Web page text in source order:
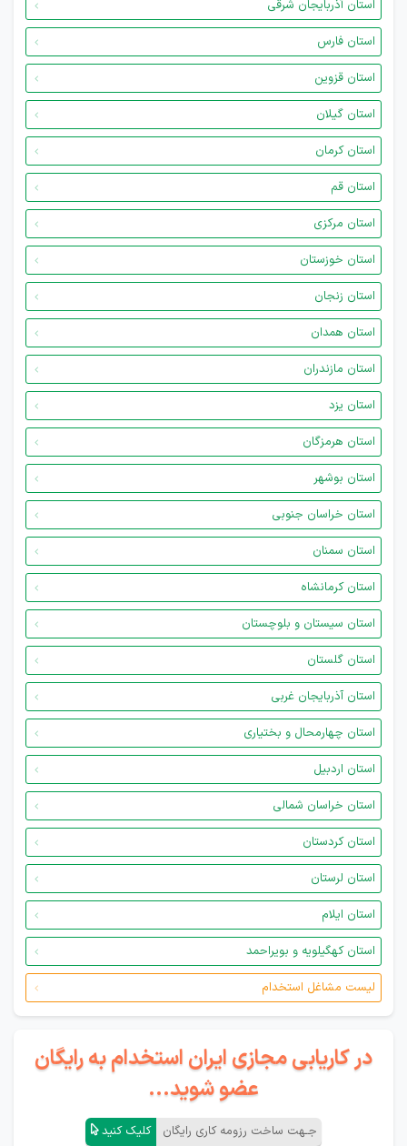
استان آذربایجان شرقی
استان فارس
استان قزوین
استان گیلان
استان کرمان
استان قم
استان مرکزی
استان خوزستان
استان زنجان
استان همدان
استان مازندران
استان یزد
استان هرمزگان
استان بوشهر
استان خراسان جنوبی
استان سمنان
استان کرمانشاه
استان سیستان و بلوچستان
استان گلستان
استان آذربایجان غربی
استان چهارمحال و بختیاری
استان اردبیل
استان خراسان شمالی
استان کردستان
استان لرستان
استان ایلام
استان کهگیلویه و بویراحمد
لیست مشاغل استخدام
در کاریابی مجازی ایران استخدام به رایگان
عضو شوید...
جـهت ساخت رزومه کاری رایگان کلیک کنید